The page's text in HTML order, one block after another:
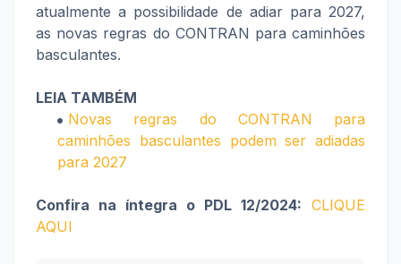
atualmente a possibilidade de adiar para 2027,
as novas regras do CONTRAN para caminhões
basculantes.
LEIA TAMBÉM
Novas regras do CONTRAN para
caminhões basculantes podem ser adiadas
para 2027
Confira na íntegra o PDL 12/2024: CLIQUE
AQUI